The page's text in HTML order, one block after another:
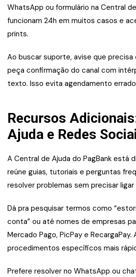
WhatsApp ou formulário na Central
funcionam 24h em muitos casos e
prints.
Ao buscar suporte, avise que precisa
peça confirmação do canal com
texto. Isso evita agendamento
Recursos
Ajuda e Redes
A Central de Ajuda do PagBank está
reúne guias, tutoriais e perguntas
resolver problemas sem precisar ligar
Dá pra pesquisar termos como
conta” ou até nomes de empresas
Mercado Pago, PicPay e
procedimentos específicos mais
Prefere resolver no WhatsApp ou